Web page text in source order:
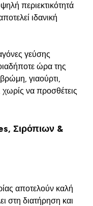
περιεκτικότητά
ιδανική
γεύσης
ώρα της
γιαούρτι,
χωρίς να προσθέτεις
Σιρόπιων &
αποτελούν καλή
στη διατήρηση και